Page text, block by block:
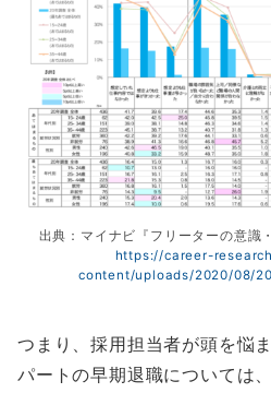
出典：マイナビ『フリーターの意識
https://career-
content/uploads/2020/08/
つまり、採用担当者が頭を悩
パートの早期退職については